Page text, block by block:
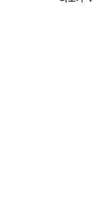
화 등 2점의 탱화가 조